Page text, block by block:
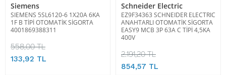
Siemens
SIEMENS 5SL6120-6 1X20A 6KA
1F B TİPİ OTOMATİK SİGORTA
4001869388311
558,00 TL
133,92 TL
Schneider Electric
EZ9F34363 SCHNEIDER ELECTRIC
ANAHTARLI OTOMATİK SİGORTA
EASY9 MCB 3P 63A C TİPİ 4,5KA
400V
2.191,20 TL
854,57 TL